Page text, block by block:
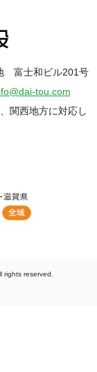
富士和ビル201号
tou.com
関西地方に対応し
rights reserved.